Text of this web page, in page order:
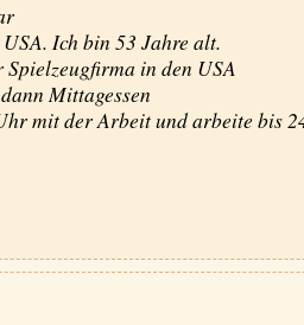
Ich bin 53 Jahre alt.
in den USA
Mittagessen
mit der Arbeit und arbeite bis